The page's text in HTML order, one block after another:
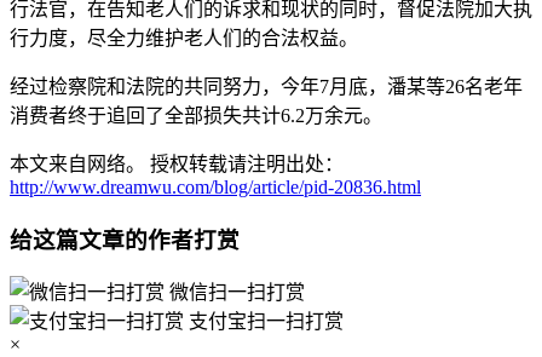
行法官，在告知老人们的诉求和现状的同时，督促法院加大执
行力度，尽全力维护老人们的合法权益。
经过检察院和法院的共同努力，今年7月底，潘某等26名老年
消费者终于追回了全部损失共计6.2万余元。
本文来自网络。 授权转载请注明出处：
http://www.dreamwu.com/blog/article/pid-20836.html
给这篇文章的作者打赏
微信扫一扫打赏
支付宝扫一扫打赏
×